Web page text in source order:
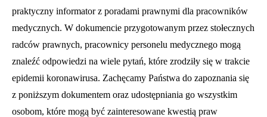
praktyczny informator z poradami prawnymi dla pracowników
medycznych. W dokumencie przygotowanym przez stołecznych
radców prawnych, pracownicy personelu medycznego mogą
znaleźć odpowiedzi na wiele pytań, które zrodziły się w trakcie
epidemii koronawirusa. Zachęcamy Państwa do zapoznania się
z poniższym dokumentem oraz udostępniania go wszystkim
osobom, które mogą być zainteresowane kwestią praw